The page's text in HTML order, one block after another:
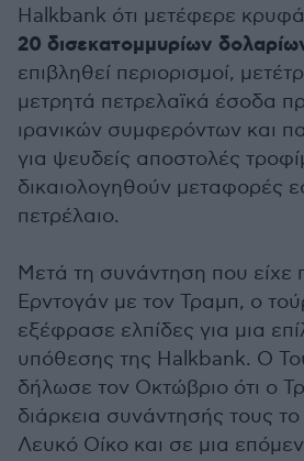
Halkbank ότι μετέφερε
20 δισεκατομμυρίων
επιβληθεί περιορισμοί,
μετρητά πετρελαϊκά έσοδα
ιρανικών συμφερόντων και
για ψευδείς αποστολές
δικαιολογηθούν μεταφορές
πετρέλαιο.
Μετά τη συνάντηση που είχε
Ερντογάν με τον Τραμπ, ο
εξέφρασε ελπίδες για μια
υπόθεσης της Halkbank. Ο
δήλωσε τον Οκτώβριο ότι ο
διάρκεια συνάντησής τους
Λευκό Οίκο και σε μια